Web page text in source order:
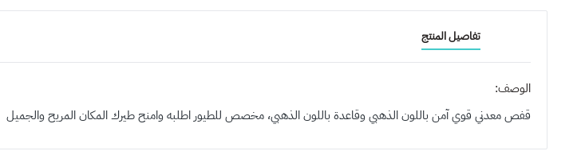
تفاصيل المنتج
الوصف:
قفص معدني قوي آمن باللون الذهبي وقاعدة باللون الذهبي، مخصص للطيور اطلبه وامنح طيرك المكان المريح والجميل